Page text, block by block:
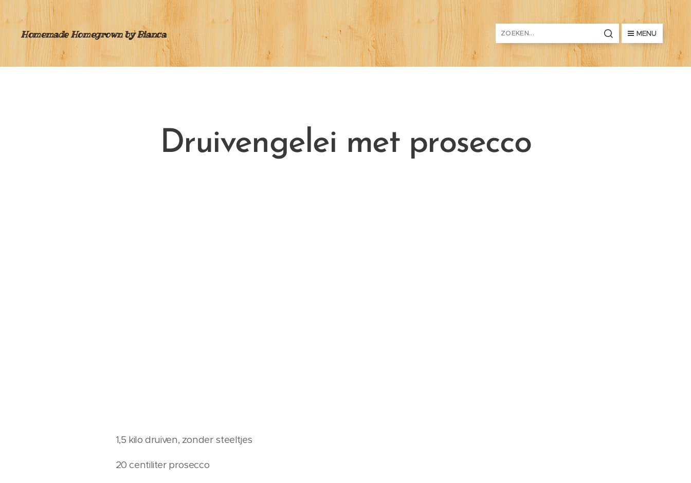
Homemade Homegrown by Bianca MENU
Druivengelei met prosecco
1,5 kilo druiven, zonder steeltjes
20 centiliter prosecco